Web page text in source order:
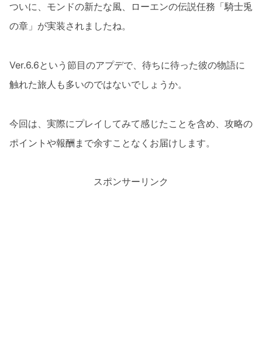
ついに、モンドの新たな風、ローエンの伝説任務「騎士兎
の章」が実装されましたね。
Ver.6.6という節目のアプデで、待ちに待った彼の物語に
触れた旅人も多いのではないでしょうか。
今回は、実際にプレイしてみて感じたことを含め、攻略の
ポイントや報酬まで余すことなくお届けします。
スポンサーリンク